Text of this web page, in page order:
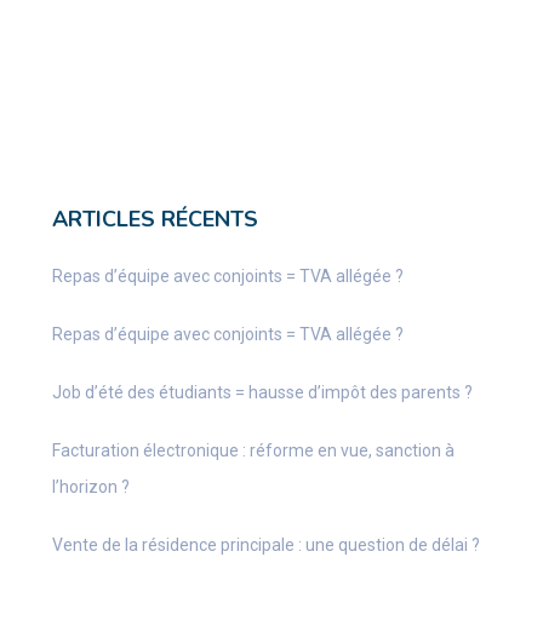
ARTICLES RÉCENTS
Repas d’équipe avec conjoints = TVA allégée ?
Repas d’équipe avec conjoints = TVA allégée ?
Job d’été des étudiants = hausse d’impôt des parents ?
Facturation électronique : réforme en vue, sanction à
l’horizon ?
Vente de la résidence principale : une question de délai ?